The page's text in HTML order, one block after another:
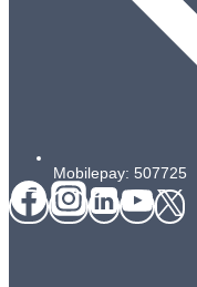
Mobilepay: 507725